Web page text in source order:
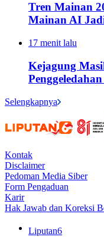
Tren Mainan
Mainan AI
17 menit lalu
Kejagung
Selengkapnya
Kontak
Disclaimer
Pedoman Media Siber
Form Pengaduan
Karir
Hak Jawab dan Koreksi
Liputan6